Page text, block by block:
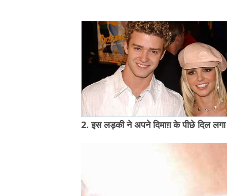
2. इस लड़की ने अपने दिमाग़ के पीछे दिल